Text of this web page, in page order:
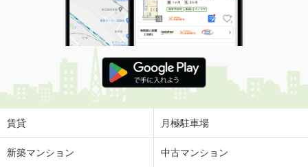
賃貸 月極駐車場
新築マンション 中古マンション